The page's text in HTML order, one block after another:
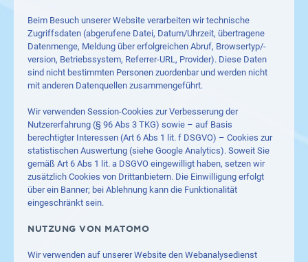
Beim Besuch unserer Website verarbeiten wir technische
Zugriffsdaten (abgerufene Datei, Datum/Uhrzeit, übertragene
Datenmenge, Meldung über erfolgreichen Abruf, Browsertyp/-
version, Betriebssystem, Referrer-URL, Provider). Diese Daten
sind nicht bestimmten Personen zuordenbar und werden nicht
mit anderen Datenquellen zusammengeführt.
Wir verwenden Session-Cookies zur Verbesserung der
Nutzererfahrung (§ 96 Abs 3 TKG) sowie – auf Basis
berechtigter Interessen (Art 6 Abs 1 lit. f DSGVO) – Cookies zur
statistischen Auswertung (siehe Google Analytics). Soweit Sie
gemäß Art 6 Abs 1 lit. a DSGVO eingewilligt haben, setzen wir
zusätzlich Cookies von Drittanbietern. Die Einwilligung erfolgt
über ein Banner; bei Ablehnung kann die Funktionalität
eingeschränkt sein.
NUTZUNG VON MATOMO
Wir verwenden auf unserer Website den Webanalysedienst